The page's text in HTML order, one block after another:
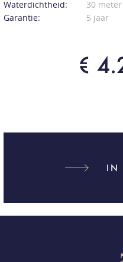
Waterdichtheid:
30 meter
Garantie:
5 jaar
€
IN